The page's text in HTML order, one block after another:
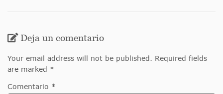
Deja un comentario
Your email address will not be published. Required fields
are marked *
Comentario *